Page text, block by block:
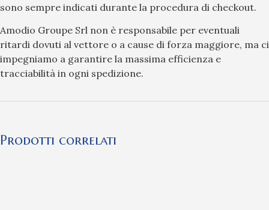
sono sempre indicati durante la procedura di checkout.
Amodio Groupe Srl non è responsabile per eventuali
ritardi dovuti al vettore o a cause di forza maggiore, ma ci
impegniamo a garantire la massima efficienza e
tracciabilità in ogni spedizione.
Prodotti correlati